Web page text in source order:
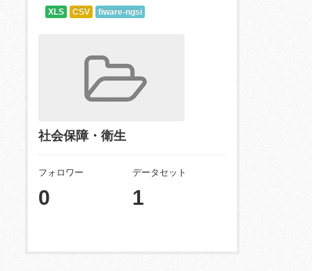
XLS CSV fiware-ngsi
社会保障・衛生
フォロワー
0
データセット
1